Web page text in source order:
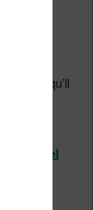
de
et du
tout ce qu’il
ces
le logiciel